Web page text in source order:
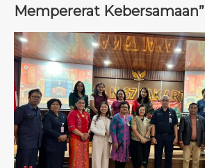
Mempererat Kebersamaan”